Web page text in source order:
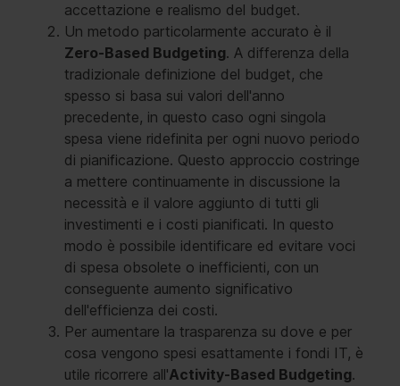
accettazione e realismo del budget.
Un metodo particolarmente accurato è il
Zero-Based Budgeting. A differenza della
tradizionale definizione del budget, che
spesso si basa sui valori dell'anno
precedente, in questo caso ogni singola
spesa viene ridefinita per ogni nuovo periodo
di pianificazione. Questo approccio costringe
a mettere continuamente in discussione la
necessità e il valore aggiunto di tutti gli
investimenti e i costi pianificati. In questo
modo è possibile identificare ed evitare voci
di spesa obsolete o inefficienti, con un
conseguente aumento significativo
dell'efficienza dei costi.
Per aumentare la trasparenza su dove e per
cosa vengono spesi esattamente i fondi IT, è
utile ricorrere all'Activity-Based Budgeting.